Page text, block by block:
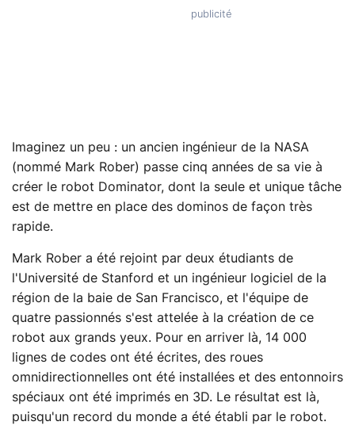
Imaginez un peu : un ancien ingénieur de la NASA
(nommé Mark Rober) passe cinq années de sa vie à
créer le robot Dominator, dont la seule et unique tâche
est de mettre en place des dominos de façon très
rapide.
Mark Rober a été rejoint par deux étudiants de
l'Université de Stanford et un ingénieur logiciel de la
région de la baie de San Francisco, et l'équipe de
quatre passionnés s'est attelée à la création de ce
robot aux grands yeux. Pour en arriver là, 14 000
lignes de codes ont été écrites, des roues
omnidirectionnelles ont été installées et des entonnoirs
spéciaux ont été imprimés en 3D. Le résultat est là,
puisqu'un record du monde a été établi par le robot.